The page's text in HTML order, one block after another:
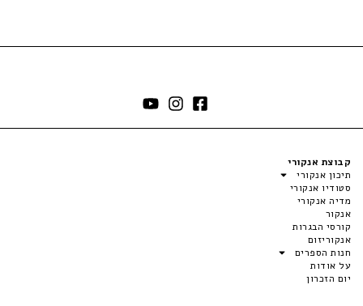
קבוצת אנקורי
תיכון אנקורי
סטודיו אנקורי
מדיה אנקורי
אנקור
קורסי הבגרות
אנקוריזום
חנות הספרים
על אודות
יום הזכרון